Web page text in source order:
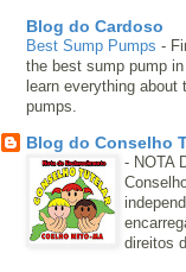
Blog do Cardoso
Best Sump Pumps -
the best sump pump
learn everything about
pumps.
Blog do Conselho
- NOTA
direitos